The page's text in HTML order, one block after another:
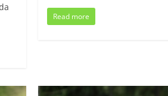
Read more